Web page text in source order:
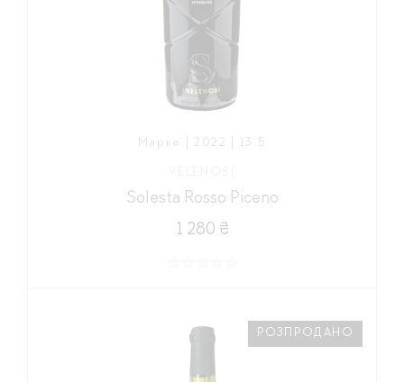
Марке | 2022 | 13,5
Solesta Rosso Piceno
1 280 ₴
РОЗПРОДАНО